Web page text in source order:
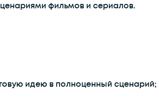
фильмов и сериалов.
идею в полноценный сценарий;